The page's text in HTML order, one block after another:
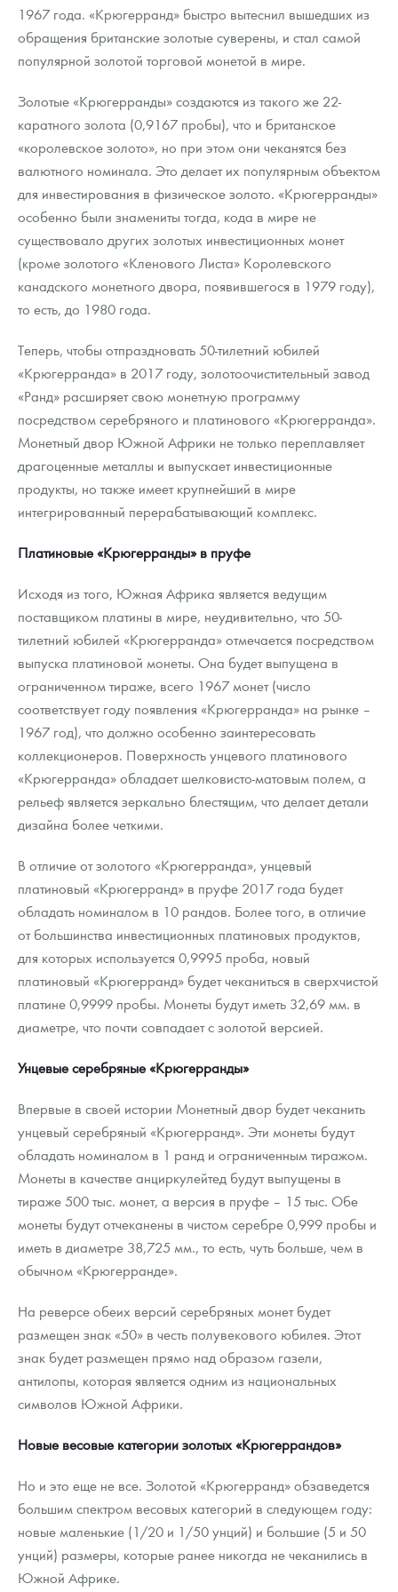
Русская нумизматика
Золотая карманная галерея
Монеты и жетоны из недрагоценных металлов
1967 года. «Крюгерранд» быстро вытеснил вышедших из
обращения британские золотые суверены, и стал самой
популярной золотой торговой монетой в мире.
Золотые «Крюгерранды» создаются из такого же 22-
каратного золота (0,9167 пробы), что и британское
«королевское золото», но при этом они чеканятся без
валютного номинала. Это делает их популярным объектом
для инвестирования в физическое золото. «Крюгерранды»
особенно были знамениты тогда, кода в мире не
существовало других золотых инвестиционных монет
(кроме золотого «Кленового Листа» Королевского
канадского монетного двора, появившегося в 1979 году),
то есть, до 1980 года.
Теперь, чтобы отпраздновать 50-тилетний юбилей
«Крюгерранда» в 2017 году, золотоочистительный завод
«Ранд» расширяет свою монетную программу
посредством серебряного и платинового «Крюгерранда».
Монетный двор Южной Африки не только переплавляет
драгоценные металлы и выпускает инвестиционные
продукты, но также имеет крупнейший в мире
интегрированный перерабатывающий комплекс.
Платиновые «Крюгерранды» в пруфе
Исходя из того, Южная Африка является ведущим
поставщиком платины в мире, неудивительно, что 50-
тилетний юбилей «Крюгерранда» отмечается посредством
выпуска платиновой монеты. Она будет выпущена в
ограниченном тираже, всего 1967 монет (число
соответствует году появления «Крюгерранда» на рынке –
1967 год), что должно особенно заинтересовать
коллекционеров. Поверхность унцевого платинового
«Крюгерранда» обладает шелковисто-матовым полем, а
рельеф является зеркально блестящим, что делает детали
дизайна более четкими.
В отличие от золотого «Крюгерранда», унцевый
платиновый «Крюгерранд» в пруфе 2017 года будет
обладать номиналом в 10 рандов. Более того, в отличие
от большинства инвестиционных платиновых продуктов,
для которых используется 0,9995 проба, новый
платиновый «Крюгерранд» будет чеканиться в сверхчистой
платине 0,9999 пробы. Монеты будут иметь 32,69 мм. в
диаметре, что почти совпадает с золотой версией.
Унцевые серебряные «Крюгерранды»
Впервые в своей истории Монетный двор будет чеканить
унцевый серебряный «Крюгерранд». Эти монеты будут
обладать номиналом в 1 ранд и ограниченным тиражом.
Монеты в качестве анциркулейтед будут выпущены в
тираже 500 тыс. монет, а версия в пруфе – 15 тыс. Обе
монеты будут отчеканены в чистом серебре 0,999 пробы и
иметь в диаметре 38,725 мм., то есть, чуть больше, чем в
обычном «Крюгерранде».
На реверсе обеих версий серебряных монет будет
размещен знак «50» в честь полувекового юбилея. Этот
знак будет размещен прямо над образом газели,
антилопы, которая является одним из национальных
символов Южной Африки.
Новые весовые категории золотых «Крюгеррандов»
Но и это еще не все. Золотой «Крюгерранд» обзаведется
большим спектром весовых категорий в следующем году:
новые маленькие (1/20 и 1/50 унций) и большие (5 и 50
унций) размеры, которые ранее никогда не чеканились в
Южной Африке.